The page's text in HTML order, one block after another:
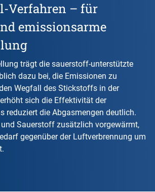
Verfahren – für
emissionsarme
trägt die sauerstoff-unterstützte
dazu bei, die Emissionen zu
Wegfall des Stickstoffs in der
sich die Effektivität der
reduziert die Abgasmengen deutlich.
und Sauerstoff zusätzlich vorgewärmt,
gegenüber der Luftverbrennung um